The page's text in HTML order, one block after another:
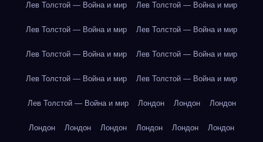
Лев Толстой — Война и мир Лев Толстой — Война и мир
Лев Толстой — Война и мир Лев Толстой — Война и мир
Лев Толстой — Война и мир Лев Толстой — Война и мир
Лев Толстой — Война и мир Лев Толстой — Война и мир
Лев Толстой — Война и мир Лондон Лондон Лондон
Лондон Лондон Лондон Лондон Лондон Лондон